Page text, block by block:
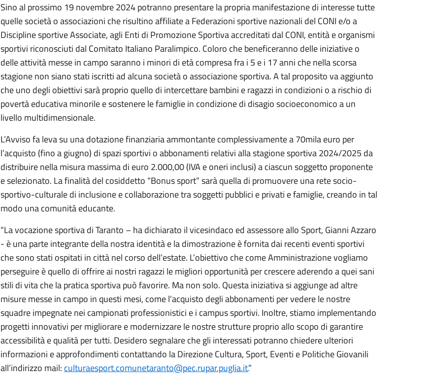
Sino al prossimo 19 novembre 2024 potranno presentare la propria manifestazione di interesse tutte
quelle società o associazioni che risultino affiliate a Federazioni sportive nazionali del CONI e/o a
Discipline sportive Associate, agli Enti di Promozione Sportiva accreditati dal CONI, entità e organismi
sportivi riconosciuti dal Comitato Italiano Paralimpico. Coloro che beneficeranno delle iniziative o
delle attività messe in campo saranno i minori di età compresa fra i 5 e i 17 anni che nella scorsa
stagione non siano stati iscritti ad alcuna società o associazione sportiva. A tal proposito va aggiunto
che uno degli obiettivi sarà proprio quello di intercettare bambini e ragazzi in condizioni o a rischio di
povertà educativa minorile e sostenere le famiglie in condizione di disagio socioeconomico a un
livello multidimensionale.
L’Avviso fa leva su una dotazione finanziaria ammontante complessivamente a 70mila euro per
l’acquisto (fino a giugno) di spazi sportivi o abbonamenti relativi alla stagione sportiva 2024/2025 da
distribuire nella misura massima di euro 2.000,00 (IVA e oneri inclusi) a ciascun soggetto proponente
e selezionato. La finalità del cosiddetto “Bonus sport” sarà quella di promuovere una rete socio-
sportivo-culturale di inclusione e collaborazione tra soggetti pubblici e privati e famiglie, creando in tal
modo una comunità educante.
“La vocazione sportiva di Taranto – ha dichiarato il vicesindaco ed assessore allo Sport, Gianni Azzaro
- è una parte integrante della nostra identità e la dimostrazione è fornita dai recenti eventi sportivi
che sono stati ospitati in città nel corso dell’estate. L’obiettivo che come Amministrazione vogliamo
perseguire è quello di offrire ai nostri ragazzi le migliori opportunità per crescere aderendo a quei sani
stili di vita che la pratica sportiva può favorire. Ma non solo. Questa iniziativa si aggiunge ad altre
misure messe in campo in questi mesi, come l'acquisto degli abbonamenti per vedere le nostre
squadre impegnate nei campionati professionistici e i campus sportivi. Inoltre, stiamo implementando
progetti innovativi per migliorare e modernizzare le nostre strutture proprio allo scopo di garantire
accessibilità e qualità per tutti. Desidero segnalare che gli interessati potranno chiedere ulteriori
informazioni e approfondimenti contattando la Direzione Cultura, Sport, Eventi e Politiche Giovanili
all’indirizzo mail: culturaesport.comunetaranto@pec.rupar.puglia.it.”